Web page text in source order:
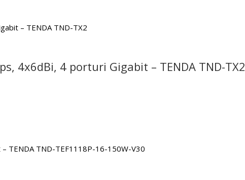
4x6dBi, 4 porturi Gigabit – TENDA TND-TX2